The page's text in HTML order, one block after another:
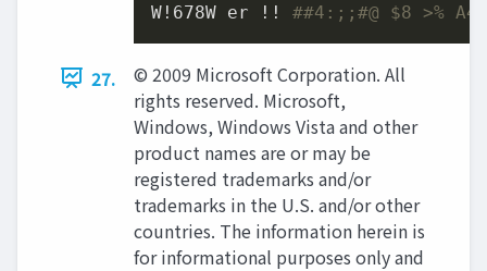
W!678W er !!  ##4:;;#@ $8 >%
27.
© 2009 Microsoft Corporation. All
rights reserved. Microsoft,
Windows, Windows Vista and other
product names are or may be
registered trademarks and/or
trademarks in the U.S. and/or other
countries. The information herein is
for informational purposes only and